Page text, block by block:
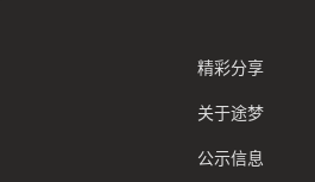
精彩分享
关于途梦
公示信息